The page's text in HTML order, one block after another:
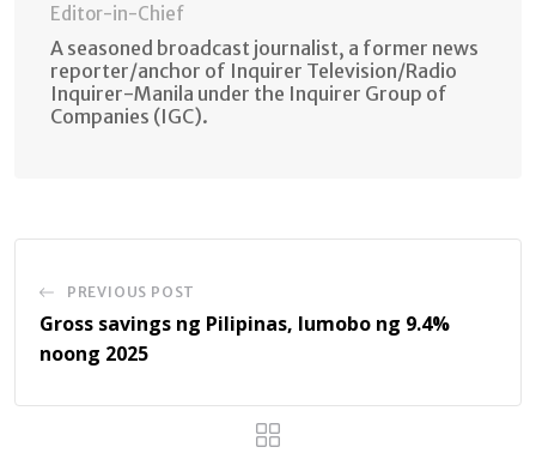
Editor-in-Chief
A seasoned broadcast journalist, a former news
reporter/anchor of Inquirer Television/Radio
Inquirer-Manila under the Inquirer Group of
Companies (IGC).
PREVIOUS POST
Gross savings ng Pilipinas, lumobo ng 9.4%
noong 2025